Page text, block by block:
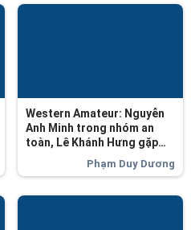
Western Amateur: Nguyễn
Anh Minh trong nhóm an
toàn, Lê Khánh Hưng gặp
Phạm Duy Dương